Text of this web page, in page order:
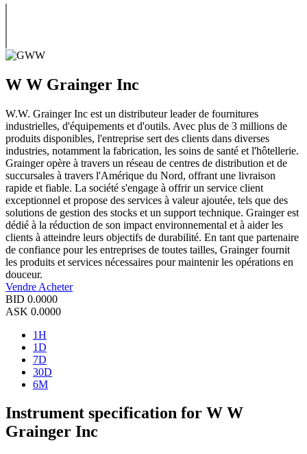
W W Grainger Inc
W.W. Grainger Inc est un distributeur leader de fournitures
industrielles, d'équipements et d'outils. Avec plus de 3 millions de
produits disponibles, l'entreprise sert des clients dans diverses
industries, notamment la fabrication, les soins de santé et l'hôtellerie.
Grainger opère à travers un réseau de centres de distribution et de
succursales à travers l'Amérique du Nord, offrant une livraison
rapide et fiable. La société s'engage à offrir un service client
exceptionnel et propose des services à valeur ajoutée, tels que des
solutions de gestion des stocks et un support technique. Grainger est
dédié à la réduction de son impact environnemental et à aider les
clients à atteindre leurs objectifs de durabilité. En tant que partenaire
de confiance pour les entreprises de toutes tailles, Grainger fournit
les produits et services nécessaires pour maintenir les opérations en
douceur.
Vendre Acheter
BID 0.0000
ASK 0.0000
1H
1D
7D
30D
6M
Instrument specification for W W
Grainger Inc